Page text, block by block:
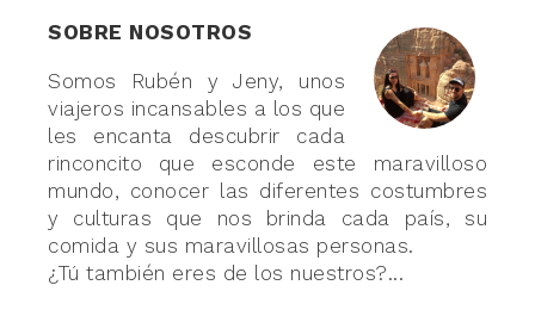
SOBRE NOSOTROS
Somos Rubén y Jeny, unos
viajeros incansables a los que
les encanta descubrir cada
rinconcito que esconde este maravilloso
mundo, conocer las diferentes costumbres
y culturas que nos brinda cada país, su
comida y sus maravillosas personas.
¿Tú también eres de los nuestros?...